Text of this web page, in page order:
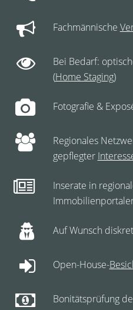
Fachmännische
Bei Bedarf:
(Home Staging)
Fotografie &
Regionales
gepflegter
Inserate in
Auf Wunsch
Open-House-
Bonitätsprüfung